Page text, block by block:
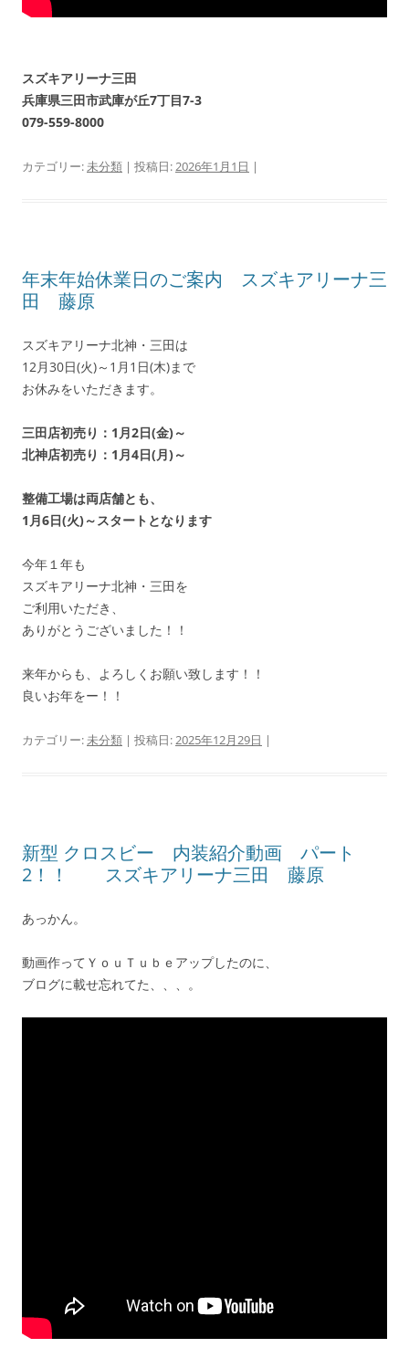
スズキアリーナ三田
兵庫県三田市武庫が丘7丁目7-3
079-559-8000
カテゴリー:未分類 | 投稿日:2026年1月1日 |
年末年始休業日のご案内 スズキアリーナ三
田 藤原
スズキアリーナ北神・三田は
12月30日(火)～1月1日(木)まで
お休みをいただきます。
三田店初売り：1月2日(金)～
北神店初売り：1月4日(月)～
整備工場は両店舗とも、
1月6日(火)～スタートとなります
今年１年も
スズキアリーナ北神・三田を
ご利用いただき、
ありがとうございました！！
来年からも、よろしくお願い致します！！
良いお年をー！！
カテゴリー:未分類 | 投稿日:2025年12月29日 |
新型 クロスビー 内装紹介動画 パート
2！！ スズキアリーナ三田 藤原
あっかん。
動画作ってＹｏｕＴｕｂｅアップしたのに、
ブログに載せ忘れてた、、、。